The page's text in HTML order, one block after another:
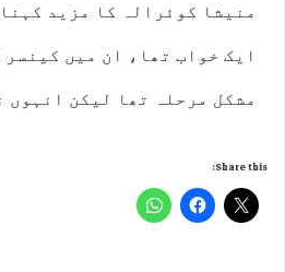
منیشا کوئرالہ کا مزید
ایک خواب تھا، ان میں
مشکل مرحلہ تھا لیکن انہوں
Share this: